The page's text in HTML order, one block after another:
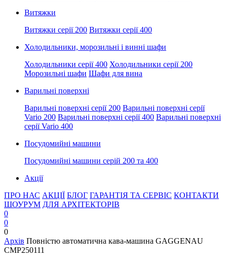
Витяжки
Витяжки серії 200 Витяжки серії 400
Холодильники, морозильні і винні шафи
Холодильники серії 400 Холодильники серії 200
Морозильні шафи Шафи для вина
Варильні поверхні
Варильні поверхні серії 200 Варильні поверхні серії
Vario 200 Варильні поверхні серії 400 Варильні поверхні
серії Vario 400
Посудомийні машини
Посудомийні машини серій 200 та 400
Акції
ПРО НАС АКЦІЇ БЛОГ ГАРАНТІЯ ТА СЕРВІС КОНТАКТИ
ШОУРУМ ДЛЯ АРХІТЕКТОРІВ
0
0
0
Архів Повністю автоматична кава-машина GAGGENAU
CMP250111